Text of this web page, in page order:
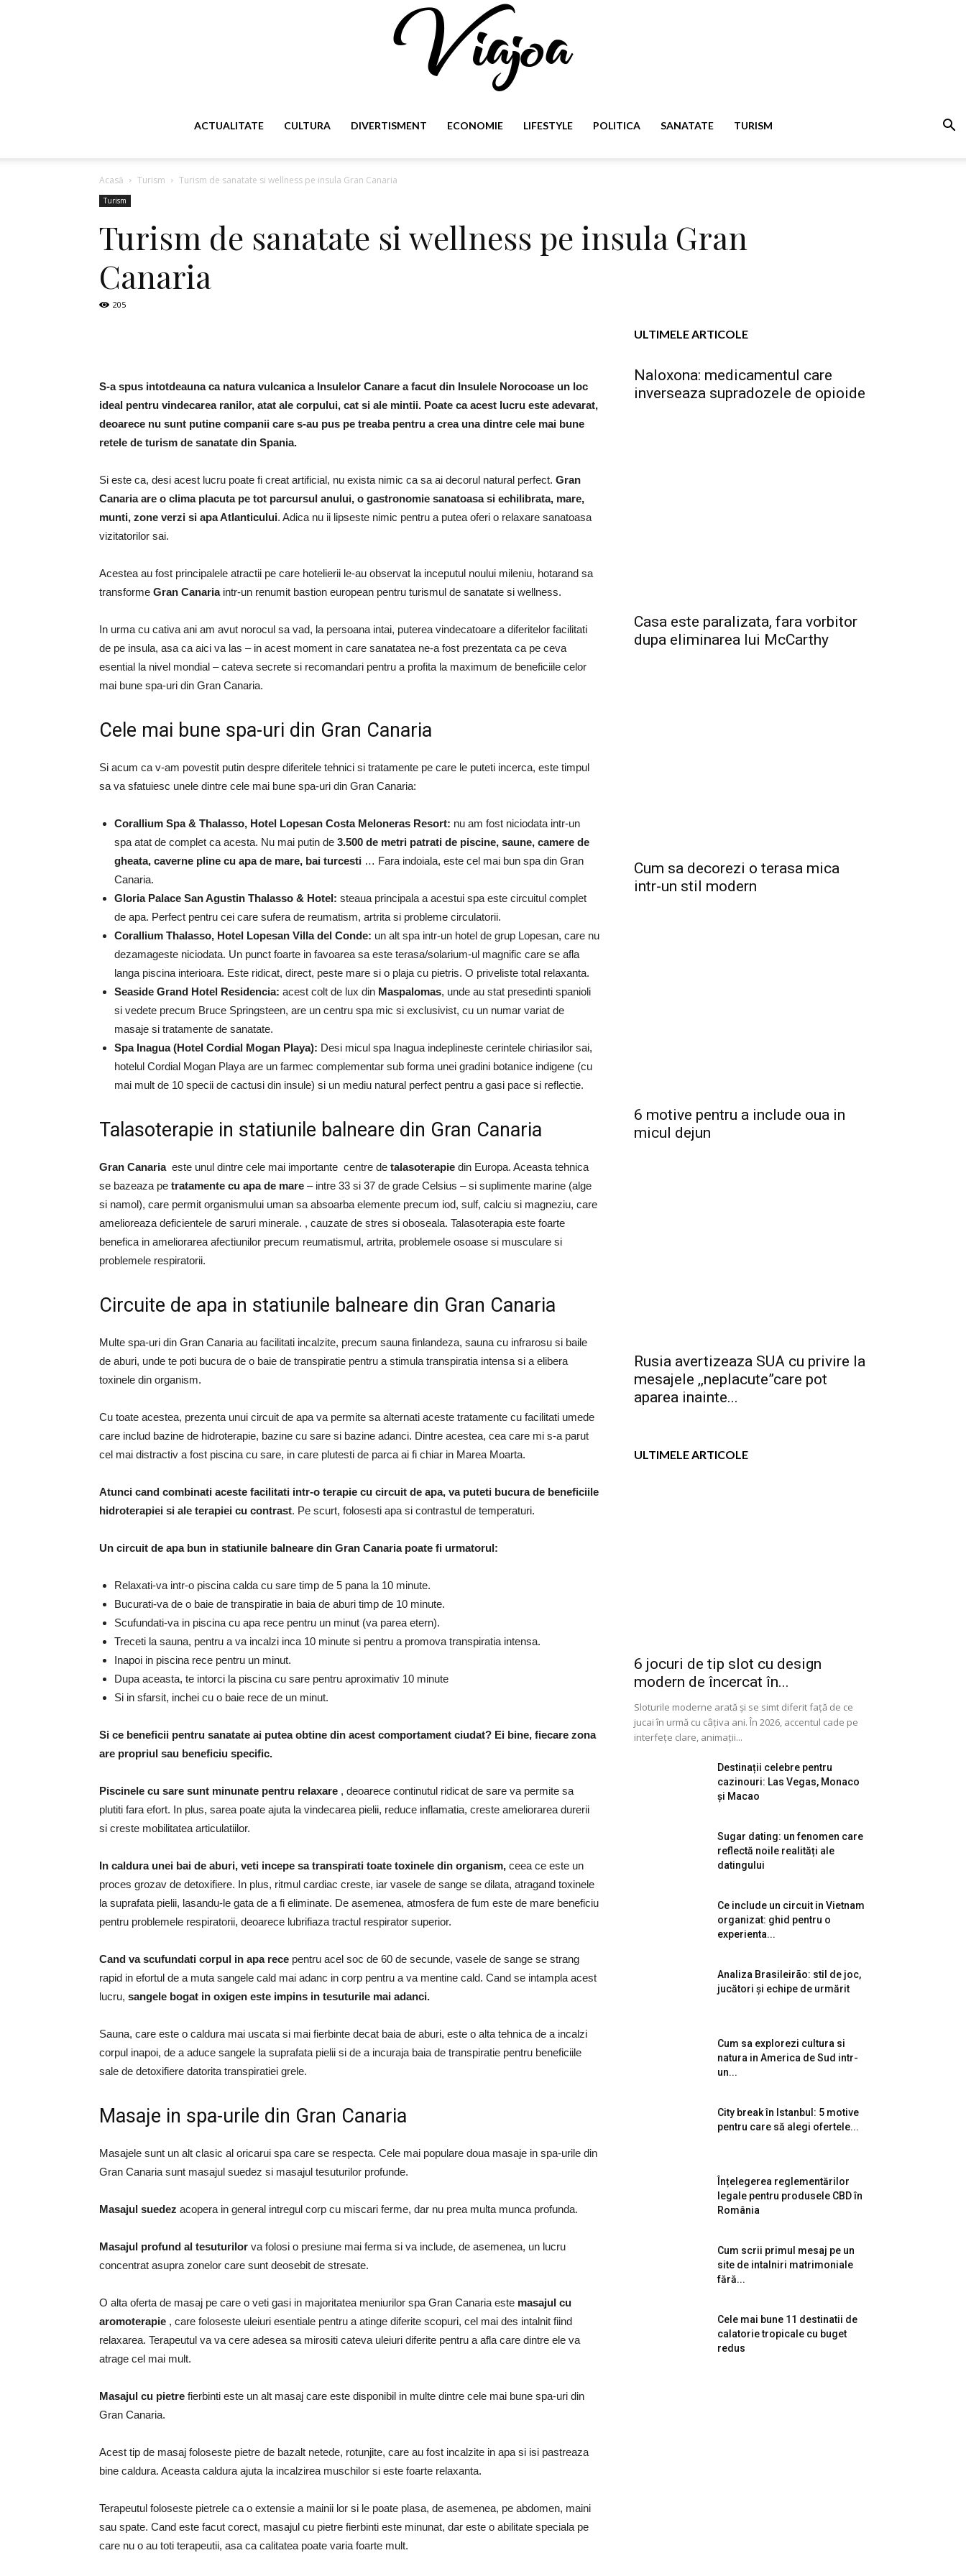
ACTUALITATE CULTURA DIVERTISMENT ECONOMIE LIFESTYLE POLITICA SANATATE TURISM
Acasă Turism Turism de sanatate si wellness pe insula Gran Canaria
Turism
Turism de sanatate si wellness pe insula Gran
Canaria
205
S-a spus intotdeauna ca natura vulcanica a Insulelor Canare a facut din Insulele Norocoase un loc
ideal pentru vindecarea ranilor, atat ale corpului, cat si ale mintii. Poate ca acest lucru este adevarat,
deoarece nu sunt putine companii care s-au pus pe treaba pentru a crea una dintre cele mai bune
retele de turism de sanatate din Spania.
Si este ca, desi acest lucru poate fi creat artificial, nu exista nimic ca sa ai decorul natural perfect. Gran
Canariaare o clima placuta pe tot parcursul anului, o gastronomie sanatoasa si echilibrata, mare,
munti, zone verzi si apa Atlanticului. Adica nu ii lipseste nimic pentru a putea oferi o relaxare sanatoasa
vizitatorilor sai.
Acestea au fost principalele atractii pe care hotelierii le-au observat la inceputul noului mileniu, hotarand sa
transforme Gran Canariaintr-un renumit bastion european pentru turismul de sanatate si wellness.
In urma cu cativa ani am avut norocul sa vad, la persoana intai, puterea vindecatoare a diferitelor facilitati
de pe insula, asa ca aici va las – in acest moment in care sanatatea ne-a fost prezentata ca pe ceva
esential la nivel mondial – cateva secrete si recomandari pentru a profita la maximum de beneficiile celor
mai bune spa-uri din Gran Canaria.
Cele mai bune spa-uri din Gran Canaria
Si acum ca v-am povestit putin despre diferitele tehnici si tratamente pe care le puteti incerca, este timpul
sa va sfatuiesc unele dintre cele mai bune spa-uri din Gran Canaria:
Corallium Spa & Thalasso, Hotel Lopesan Costa Meloneras Resort: nu am fost niciodata intr-un
spa atat de complet ca acesta. Nu mai putin de 3.500 de metri patrati de piscine, saune, camere de
gheata, caverne pline cu apa de mare, bai turcesti … Fara indoiala, este cel mai bun spa din Gran
Canaria.
Gloria Palace San Agustin Thalasso & Hotel: steaua principala a acestui spa este circuitul complet
de apa. Perfect pentru cei care sufera de reumatism, artrita si probleme circulatorii.
Corallium Thalasso, Hotel Lopesan Villa del Conde: un alt spa intr-un hotel de grup Lopesan, care nu
dezamageste niciodata. Un punct foarte in favoarea sa este terasa/solarium-ul magnific care se afla
langa piscina interioara. Este ridicat, direct, peste mare si o plaja cu pietris. O priveliste total relaxanta.
Seaside Grand Hotel Residencia: acest colt de lux din Maspalomas, unde au stat presedinti spanioli
si vedete precum Bruce Springsteen, are un centru spa mic si exclusivist, cu un numar variat de
masaje si tratamente de sanatate.
Spa Inagua (Hotel Cordial Mogan Playa): Desi micul spa Inagua indeplineste cerintele chiriasilor sai,
hotelul Cordial Mogan Playa are un farmec complementar sub forma unei gradini botanice indigene (cu
mai mult de 10 specii de cactusi din insule) si un mediu natural perfect pentru a gasi pace si reflectie.
Talasoterapie in statiunile balneare din Gran Canaria
Gran Canariaeste unul dintre cele mai importante centre de talasoterapie din Europa. Aceasta tehnica
se bazeaza pe tratamente cu apa de mare – intre 33 si 37 de grade Celsius – si suplimente marine (alge
si namol), care permit organismului uman sa absoarba elemente precum iod, sulf, calciu si magneziu, care
amelioreaza deficientele de saruri minerale. , cauzate de stres si oboseala. Talasoterapia este foarte
benefica in ameliorarea afectiunilor precum reumatismul, artrita, problemele osoase si musculare si
problemele respiratorii.
Circuite de apa in statiunile balneare din Gran Canaria
Multe spa-uri din Gran Canaria au facilitati incalzite, precum sauna finlandeza, sauna cu infrarosu si baile
de aburi, unde te poti bucura de o baie de transpiratie pentru a stimula transpiratia intensa si a elibera
toxinele din organism.
Cu toate acestea, prezenta unui circuit de apa va permite sa alternati aceste tratamente cu facilitati umede
care includ bazine de hidroterapie, bazine cu sare si bazine adanci. Dintre acestea, cea care mi s-a parut
cel mai distractiv a fost piscina cu sare, in care plutesti de parca ai fi chiar in Marea Moarta.
Atunci cand combinati aceste facilitati intr-o terapie cu circuit de apa, va puteti bucura de beneficiile
hidroterapiei si ale terapiei cu contrast. Pe scurt, folosesti apa si contrastul de temperaturi.
Un circuit de apa bun in statiunile balneare din Gran Canaria poate fi urmatorul:
Relaxati-va intr-o piscina calda cu sare timp de 5 pana la 10 minute.
Bucurati-va de o baie de transpiratie in baia de aburi timp de 10 minute.
Scufundati-va in piscina cu apa rece pentru un minut (va parea etern).
Treceti la sauna, pentru a va incalzi inca 10 minute si pentru a promova transpiratia intensa.
Inapoi in piscina rece pentru un minut.
Dupa aceasta, te intorci la piscina cu sare pentru aproximativ 10 minute
Si in sfarsit, inchei cu o baie rece de un minut.
Si ce beneficii pentru sanatate ai putea obtine din acest comportament ciudat? Ei bine, fiecare zona
are propriul sau beneficiu specific.
Piscinele cu sare sunt minunate pentru relaxare , deoarece continutul ridicat de sare va permite sa
plutiti fara efort. In plus, sarea poate ajuta la vindecarea pielii, reduce inflamatia, creste ameliorarea durerii
si creste mobilitatea articulatiilor.
In caldura unei bai de aburi, veti incepe sa transpirati toate toxinele din organism, ceea ce este un
proces grozav de detoxifiere. In plus, ritmul cardiac creste, iar vasele de sange se dilata, atragand toxinele
la suprafata pielii, lasandu-le gata de a fi eliminate. De asemenea, atmosfera de fum este de mare beneficiu
pentru problemele respiratorii, deoarece lubrifiaza tractul respirator superior.
Cand va scufundati corpul in apa rece pentru acel soc de 60 de secunde, vasele de sange se strang
rapid in efortul de a muta sangele cald mai adanc in corp pentru a va mentine cald. Cand se intampla acest
lucru, sangele bogat in oxigen este impins in tesuturile mai adanci.
Sauna, care este o caldura mai uscata si mai fierbinte decat baia de aburi, este o alta tehnica de a incalzi
corpul inapoi, de a aduce sangele la suprafata pielii si de a incuraja baia de transpiratie pentru beneficiile
sale de detoxifiere datorita transpiratiei grele.
Masaje in spa-urile din Gran Canaria
Masajele sunt un alt clasic al oricarui spa care se respecta. Cele mai populare doua masaje in spa-urile din
Gran Canaria sunt masajul suedez si masajul tesuturilor profunde.
Masajul suedez acopera in general intregul corp cu miscari ferme, dar nu prea multa munca profunda.
Masajul profund al tesuturilor va folosi o presiune mai ferma si va include, de asemenea, un lucru
concentrat asupra zonelor care sunt deosebit de stresate.
O alta oferta de masaj pe care o veti gasi in majoritatea meniurilor spa Gran Canaria este masajul cu
aromoterapie , care foloseste uleiuri esentiale pentru a atinge diferite scopuri, cel mai des intalnit fiind
relaxarea. Terapeutul va va cere adesea sa mirositi cateva uleiuri diferite pentru a afla care dintre ele va
atrage cel mai mult.
Masajul cu pietre fierbinti este un alt masaj care este disponibil in multe dintre cele mai bune spa-uri din
Gran Canaria.
Acest tip de masaj foloseste pietre de bazalt netede, rotunjite, care au fost incalzite in apa si isi pastreaza
bine caldura. Aceasta caldura ajuta la incalzirea muschilor si este foarte relaxanta.
Terapeutul foloseste pietrele ca o extensie a mainii lor si le poate plasa, de asemenea, pe abdomen, maini
sau spate. Cand este facut corect, masajul cu pietre fierbinti este minunat, dar este o abilitate speciala pe
care nu o au toti terapeutii, asa ca calitatea poate varia foarte mult.
ULTIMELE ARTICOLE
Naloxona: medicamentul care
inverseaza supradozele de opioide
Casa este paralizata, fara vorbitor
dupa eliminarea lui McCarthy
Cum sa decorezi o terasa mica
intr-un stil modern
6 motive pentru a include oua in
micul dejun
Rusia avertizeaza SUA cu privire la
mesajele ,,neplacute”care pot
aparea inainte...
ULTIMELE ARTICOLE
6 jocuri de tip slot cu design
modern de încercat în...
Sloturile moderne arată și se simt diferit față de ce
jucai în urmă cu câțiva ani. În 2026, accentul cade pe
interfețe clare, animații...
Destinații celebre pentru
cazinouri: Las Vegas, Monaco
și Macao
Sugar dating: un fenomen care
reflectă noile realități ale
datingului
Ce include un circuit in Vietnam
organizat: ghid pentru o
experienta...
Analiza Brasileirão: stil de joc,
jucători și echipe de urmărit
Cum sa explorezi cultura si
natura in America de Sud intr-
un...
City break în Istanbul: 5 motive
pentru care să alegi ofertele...
Înțelegerea reglementărilor
legale pentru produsele CBD în
România
Cum scrii primul mesaj pe un
site de intalniri matrimoniale
fără...
Cele mai bune 11 destinatii de
calatorie tropicale cu buget
redus